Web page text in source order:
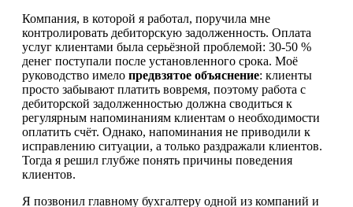
Компания, в которой я работал, поручила мне
контролировать дебиторскую задолженность. Оплата
услуг клиентами была серьёзной проблемой: 30-50 %
денег поступали после установленного срока. Моё
руководство имело предвзятое объяснение: клиенты
просто забывают платить вовремя, поэтому работа с
дебиторской задолженностью должна сводиться к
регулярным напоминаниям клиентам о необходимости
оплатить счёт. Однако, напоминания не приводили к
исправлению ситуации, а только раздражали клиентов.
Тогда я решил глубже понять причины поведения
клиентов.
Я позвонил главному бухгалтеру одной из компаний и